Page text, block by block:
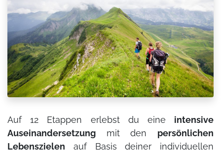
Auf 12 Etappen erlebst du eine intensive
Auseinandersetzung mit den persönlichen
Lebenszielen auf Basis deiner individuellen